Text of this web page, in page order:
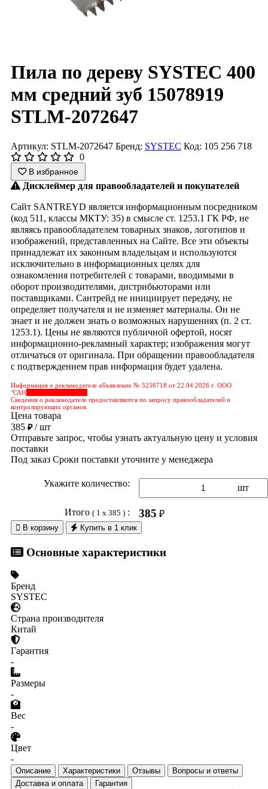
Пила по дереву SYSTEC 400
мм средний зуб 15078919
STLM-2072647
Артикул: STLM-2072647 Бренд: SYSTEC Код: 105 256 718
0
В избранное
Дисклеймер для правообладателей и покупателей
Сайт SANTREYD является информационным посредником
(код 511, классы МКТУ: 35) в смысле ст. 1253.1 ГК РФ, не
являясь правообладателем товарных знаков, логотипов и
изображений, представленных на Сайте. Все эти объекты
принадлежат их законным владельцам и используются
исключительно в информационных целях для
ознакомления потребителей с товарами, вводимыми в
оборот производителями, дистрибьюторами или
поставщиками. Сантрейд не инициирует передачу, не
определяет получателя и не изменяет материалы. Он не
знает и не должен знать о возможных нарушениях (п. 2 ст.
1253.1). Цены не являются публичной офертой, носят
информационно-рекламный характер; изображения могут
отличаться от оригинала. При обращении правообладателя
с подтверждением прав информация будет удалена.
Информация о рекламодателе объявление № 5256718 от 22.04.2026 г. ООО
"САН
Сведения о рекламодателе предоставляются по запросу правообладателей и
контролирующих органов.
Цена товара
385 ₽/ шт
Отправьте запрос, чтобы узнать актуальную цену и условия
поставки
Под заказ Сроки поставки уточните у менеджера
Укажите количество: шт
Итого ( 1 x 385 ): 385 ₽
 В корзину Купить в 1 клик
Основные характеристики
Бренд
SYSTEC
Страна производителя
Китай
Гарантия
-
Размеры
-
Вес
-
Цвет
-
Описание Характеристики Отзывы
Вопросы и ответы
Доставка и оплата
Гарантия